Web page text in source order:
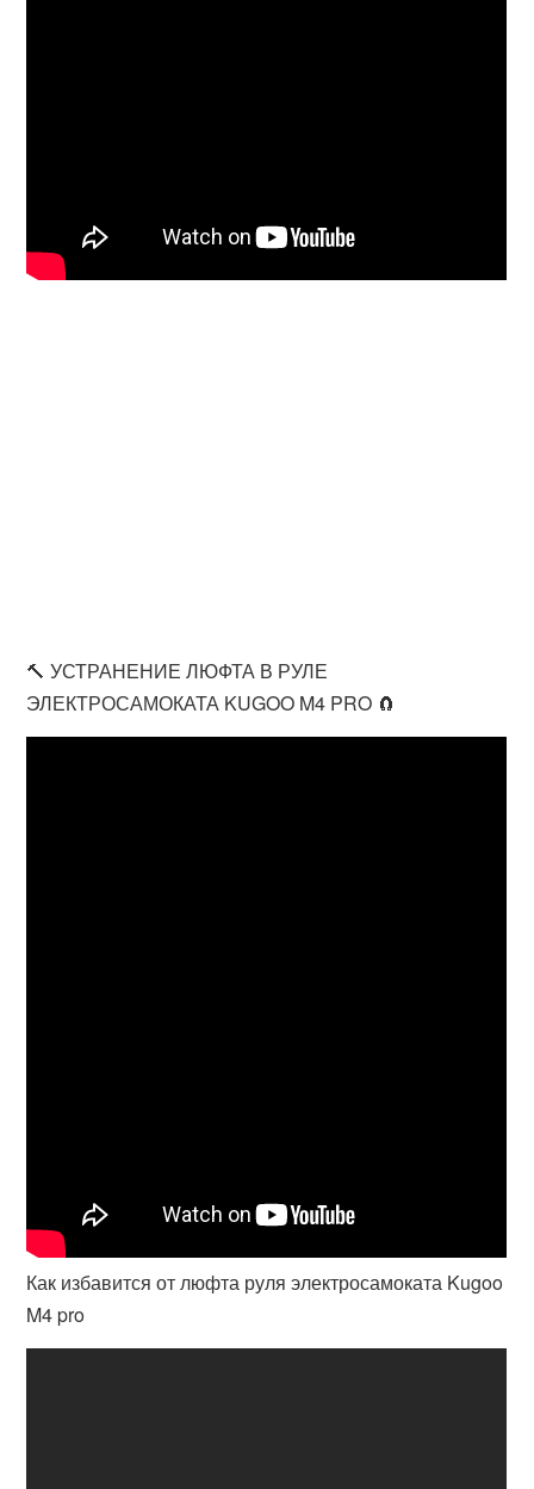
🔨 УСТРАНЕНИЕ ЛЮФТА В РУЛЕ
ЭЛЕКТРОСАМОКАТА KUGOO M4 PRO 🧲
Как избавится от люфта руля электросамоката Kugoo
M4 pro